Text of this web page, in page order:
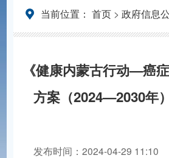
当前位置： 首页> 政府信息
《健康内蒙古行动—癌
方案（2024—2030年
发布时间：2024-04-29 11:10